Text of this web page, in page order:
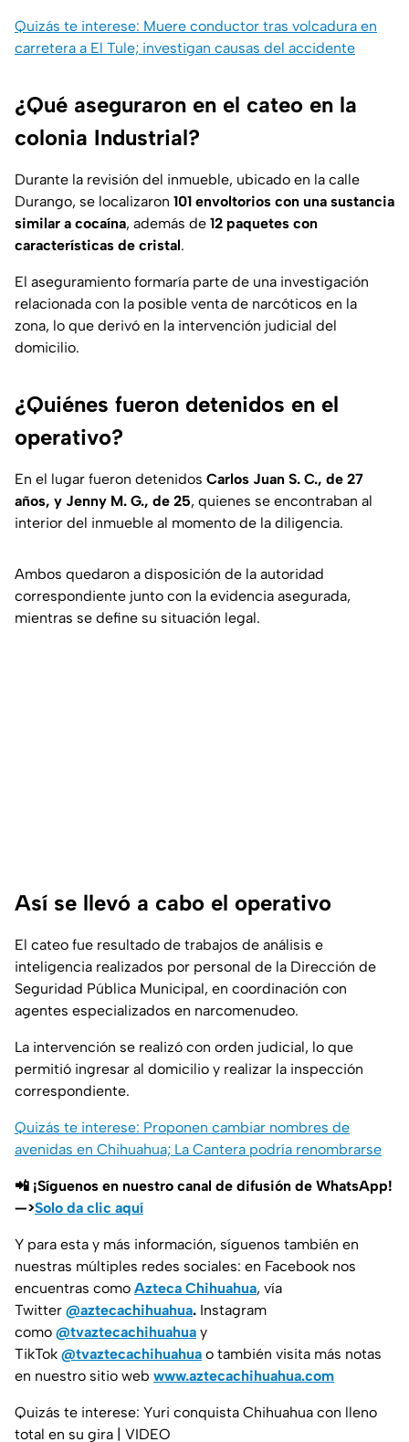
Quizás te interese: Muere conductor tras volcadura en
carretera a El Tule; investigan causas del accidente
¿Qué aseguraron en el cateo en la
colonia Industrial?
Durante la revisión del inmueble, ubicado en la calle
Durango, se localizaron 101 envoltorios con una sustancia
similar a cocaína, además de 12 paquetes con
características de cristal.
El aseguramiento formaría parte de una investigación
relacionada con la posible venta de narcóticos en la
zona, lo que derivó en la intervención judicial del
domicilio.
¿Quiénes fueron detenidos en el
operativo?
En el lugar fueron detenidos Carlos Juan S. C., de 27
años, y Jenny M. G., de 25, quienes se encontraban al
interior del inmueble al momento de la diligencia.
Ambos quedaron a disposición de la autoridad
correspondiente junto con la evidencia asegurada,
mientras se define su situación legal.
Así se llevó a cabo el operativo
El cateo fue resultado de trabajos de análisis e
inteligencia realizados por personal de la Dirección de
Seguridad Pública Municipal, en coordinación con
agentes especializados en narcomenudeo.
La intervención se realizó con orden judicial, lo que
permitió ingresar al domicilio y realizar la inspección
correspondiente.
Quizás te interese: Proponen cambiar nombres de
avenidas en Chihuahua; La Cantera podría renombrarse
📲 ¡Síguenos en nuestro canal de difusión de WhatsApp!
—>Solo da clic aquí
Y para esta y más información, síguenos también en
nuestras múltiples redes sociales: en Facebook nos
encuentras como Azteca Chihuahua, vía
Twitter @aztecachihuahua. Instagram
como @tvaztecachihuahua y
TikTok @tvaztecachihuahua o también visita más notas
en nuestro sitio web www.aztecachihuahua.com
Quizás te interese: Yuri conquista Chihuahua con lleno
total en su gira | VIDEO